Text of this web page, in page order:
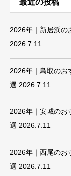
最近の投稿
2026年｜新居浜の
2026.7.11
2026年｜鳥取のお
選 2026.7.11
2026年｜安城のお
選 2026.7.11
2026年｜西尾のお
選 2026.7.11